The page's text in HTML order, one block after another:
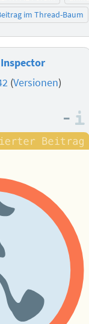
im Thread-Baum
(Versionen)
–